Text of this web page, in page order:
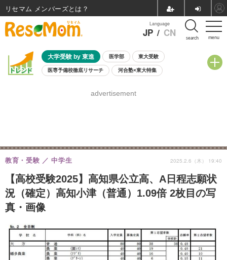
menu
Language
JP / CN search
大学受験 by 東進 医学部 東大受験
医専予備校徹底リサーチ 河合塾×東大特集
8月開催学校説明会・相談会
advertisement
【高校受験2025】高知県公立高、A日程志願状
況（確定）高知小津（普通）1.09倍 2枚目の写
真・画像
教育・受験 中学生 2025.2.6（木） 19:40
リセマム メンバーズ